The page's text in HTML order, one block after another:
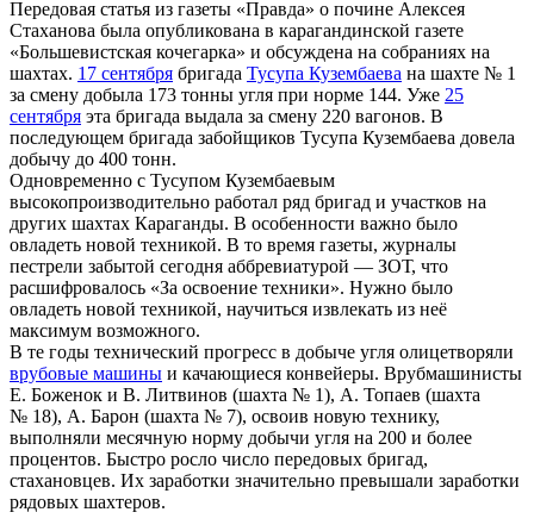
Передовая статья из газеты «Правда» о почине Алексея
Стаханова была опубликована в карагандинской газете
«Большевистская кочегарка» и обсуждена на собраниях на
шахтах. 17 сентября бригада Тусупа Кузембаева на шахте № 1
за смену добыла 173 тонны угля при норме 144. Уже 25
сентября эта бригада выдала за смену 220 вагонов. В
последующем бригада забойщиков Тусупа Кузембаева довела
добычу до 400 тонн.
Одновременно с Тусупом Кузембаевым
высокопроизводительно работал ряд бригад и участков на
других шахтах Караганды. В особенности важно было
овладеть новой техникой. В то время газеты, журналы
пестрели забытой сегодня аббревиатурой — ЗОТ, что
расшифровалось «За освоение техники». Нужно было
овладеть новой техникой, научиться извлекать из неё
максимум возможного.
В те годы технический прогресс в добыче угля олицетворяли
врубовые машины и качающиеся конвейеры. Врубмашинисты
Е. Боженок и В. Литвинов (шахта № 1), А. Топаев (шахта
№ 18), А. Барон (шахта № 7), освоив новую технику,
выполняли месячную норму добычи угля на 200 и более
процентов. Быстро росло число передовых бригад,
стахановцев. Их заработки значительно превышали заработки
рядовых шахтеров.